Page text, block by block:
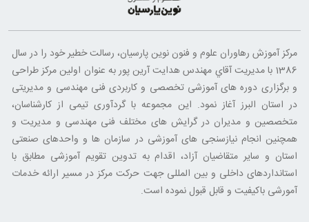
مرکز آموزش رهاوران علوم و فنون نوین پارسیان، رسالت خطير خود را در سال
1386 با مديريت آقاي مهندس هدایت آرین پور به عنوان اولین مرکز طراحی
و برگزاری دوره های آموزشی تخصصی و کاربردی فنی مهندسی و مدیریتی
در استان البرز آغاز نمود. این مجموعه با گردآوری تیمی از کارشناسان،
متخصصین و مدیران در گرایش های مختلف فنی مهندسی و مدیریت و
همچنین انجام نیازسنجی های آموزشی در سازمان ها و واحدهای صنعتی
استان و سایر متقاضیان آزاد، اقدام به تدوین تقویم آموزشی مطابق با
استانداردهای داخلی و بین المللی جهت حرکت مرکز در مسیر ارائه خدمات
آمورشی باکیفیت و قابل قبول نموده است.